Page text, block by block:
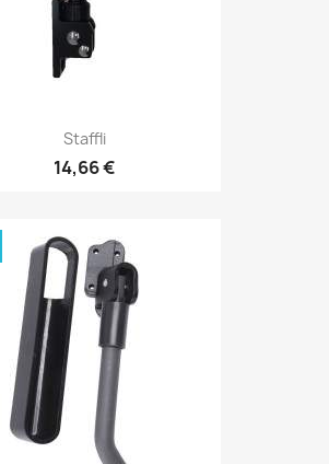
Staffli
14,66 €